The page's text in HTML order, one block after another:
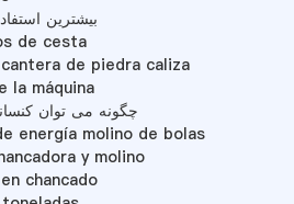
بیشترین
de cesta
de piedra caliza
la máquina
چگونه می توان
energía molino de bolas
y molino
chancado